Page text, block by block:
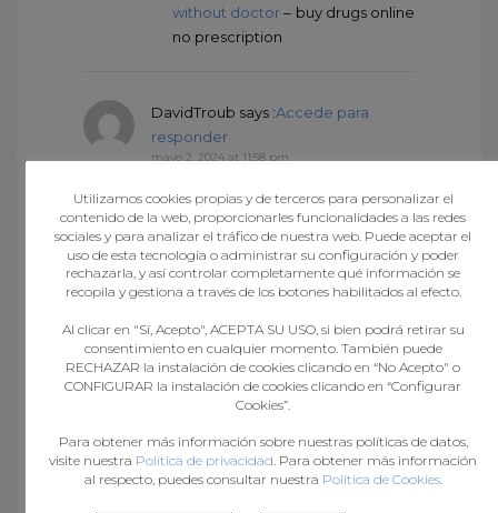
without doctor– buy drugs online
no prescription
DavidTroub says :Accede para
responder
mayo 2, 2024 at 11:58 pm
prescriptioncanada prescription
online non prescription
pharmacy
Felipemydaysays : Accede para
responder
mayo 3, 2024 at 1:54 am
http://pharmindia.online/#
Utilizamos cookies propias y de terceros para personalizar el
contenido de la web, proporcionarles funcionalidades a las redes
sociales y para analizar el tráfico de nuestra web. Puede aceptar el
uso de esta tecnología o administrar su configuración y poder
rechazarla, y así controlar completamente qué información se
recopila y gestiona a través de los botones habilitados al efecto.
Al clicar en "Sí, Acepto", ACEPTA SU USO, si bien podrá retirar su
consentimiento en cualquier momento. También puede
RECHAZAR la instalación de cookies clicando en “No Acepto" o
CONFIGURAR la instalación de cookies clicando en “Configurar
Cookies”.
Para obtener más información sobre nuestras políticas de datos,
visite nuestra Política de privacidad. Para obtener más información
al respecto, puedes consultar nuestra Política de Cookies.